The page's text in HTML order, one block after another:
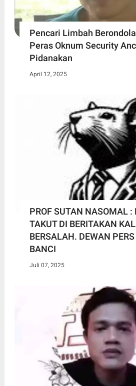
Pencari Limbah
Peras Oknum Security
Pidanakan
April 12, 2025
PROF SUTAN NASOMAL :
TAKUT DI BERITAKAN
BERSALAH. DEWAN
BANCI
Juli 07, 2025